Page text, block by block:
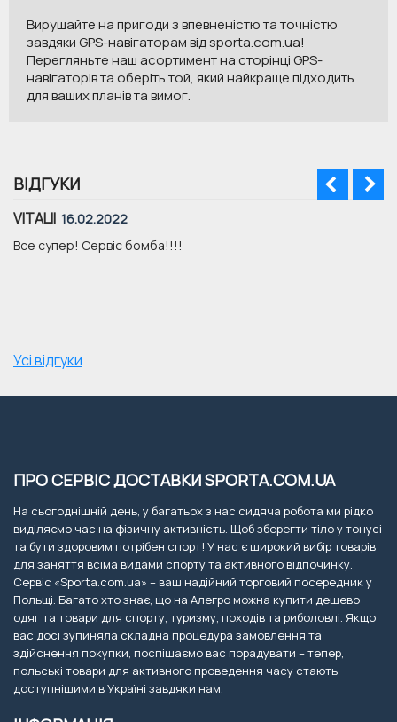
Вирушайте на пригоди з впевненістю та точністю
завдяки GPS-навігаторам від sporta.com.ua!
Перегляньте наш асортимент на сторінці GPS-
навігаторів та оберіть той, який найкраще підходить
для ваших планів та вимог.
ВІДГУКИ
VITALII 16.02.2022
Все супер! Сервіс бомба!!!!
Усі відгуки
ПРО СЕРВІС ДОСТАВКИ SPORTA.COM.UA
На сьогоднішній день, у багатьох з нас сидяча робота ми рідко
виділяємо час на фізичну активність. Щоб зберегти тіло у тонусі
та бути здоровим потрібен спорт! У нас є широкий вибір товарів
для заняття всіма видами спорту та активного відпочинку.
Сервіс «Sporta.com.ua» – ваш надійний торговий посередник у
Польщі. Багато хто знає, що на Алегро можна купити дешево
одяг та товари для спорту, туризму, походів та риболовлі. Якщо
вас досі зупиняла складна процедура замовлення та
здійснення покупки, поспішаємо вас порадувати – тепер,
польські товари для активного проведення часу стають
доступнішими в Україні завдяки нам.